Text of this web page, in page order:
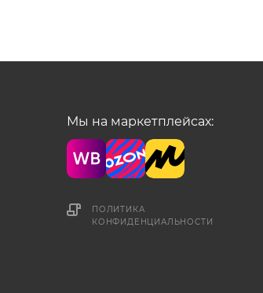
Мы на маркетплейсах:
ПОЛИТИКА
КОНФИДЕНЦИАЛЬНОСТИ